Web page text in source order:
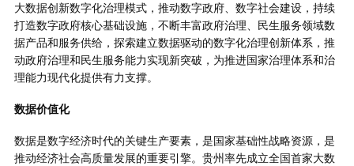
大数据创新数字化治理模式，推动数字政府、数字社会建设，持续
打造数字政府核心基础设施，不断丰富政府治理、民生服务领域数
据产品和服务供给，探索建立数据驱动的数字化治理创新体系，推
动政府治理和民生服务能力实现新突破，为推进国家治理体系和治
理能力现代化提供有力支撑。
数据价值化
数据是数字经济时代的关键生产要素，是国家基础性战略资源，是
推动经济社会高质量发展的重要引擎。贵州率先成立全国首家大数